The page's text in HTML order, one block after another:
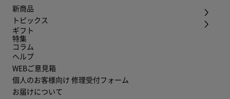
新商品
トピックス
ギフト
特集
コラム
ヘルプ
WEBご意見箱
個人のお客様向け 修理受付フォーム
お届けについて